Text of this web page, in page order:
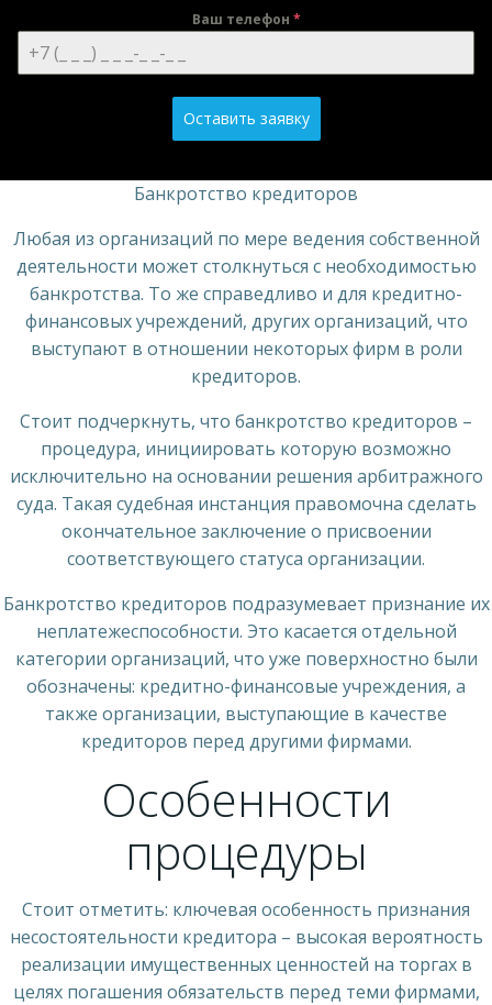
Ваш телефон *
Оставить заявку
Банкротство кредиторов
Любая из организаций по мере ведения собственной
деятельности может столкнуться с необходимостью
банкротства. То же справедливо и для кредитно-
финансовых учреждений, других организаций, что
выступают в отношении некоторых фирм в роли
кредиторов.
Стоит подчеркнуть, что банкротство кредиторов –
процедура, инициировать которую возможно
исключительно на основании решения арбитражного
суда. Такая судебная инстанция правомочна сделать
окончательное заключение о присвоении
соответствующего статуса организации.
Банкротство кредиторов подразумевает признание их
неплатежеспособности. Это касается отдельной
категории организаций, что уже поверхностно были
обозначены: кредитно-финансовые учреждения, а
также организации, выступающие в качестве
кредиторов перед другими фирмами.
Особенности
процедуры
Стоит отметить: ключевая особенность признания
несостоятельности кредитора – высокая вероятность
реализации имущественных ценностей на торгах в
целях погашения обязательств перед теми фирмами,